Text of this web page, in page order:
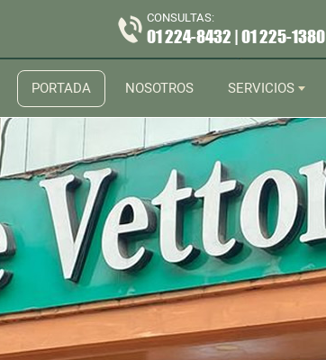
CONSULTAS:
01 224-8432 | 01 225-1380
PORTADA NOSOTROS SERVICIOS